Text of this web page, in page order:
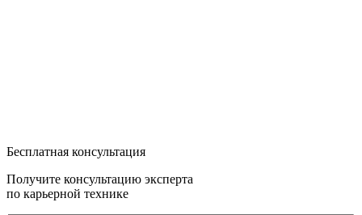
Бесплатная консультация
Получите консультацию эксперта
по карьерной технике